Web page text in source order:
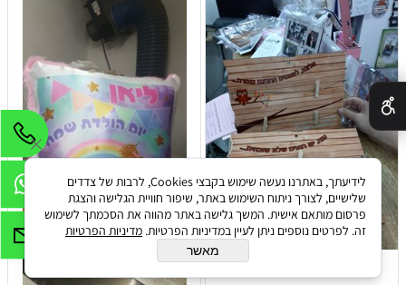
✕
לידיעתך, באתרנו נעשה שימוש בקבצי Cookies, לרבות של צדדים
שלישיים, לצורך ניתוח השימוש באתר, שיפור חוויית הגלישה והצגת
פרסום מותאם אישית. המשך גלישה באתר מהווה את הסכמתך לשימוש
זה. לפרטים נוספים ניתן לעיין במדיניות הפרטיות. מדיניות הפרטיות
מאשר